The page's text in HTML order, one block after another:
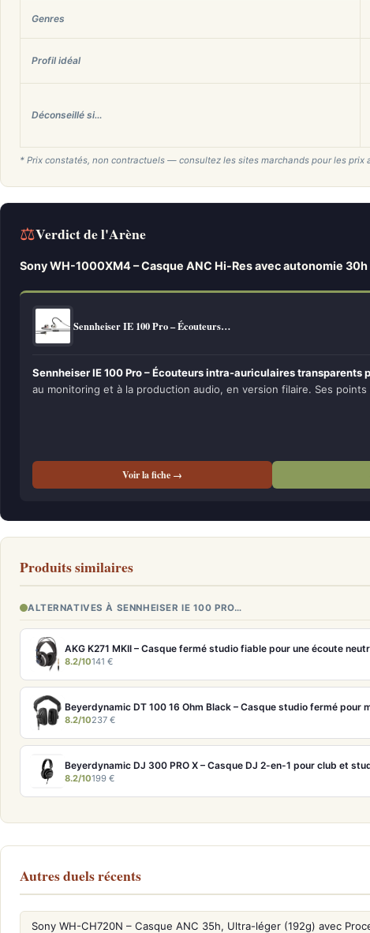
Genres
Profil idéal
Déconseillé si…
* Prix constatés, non contractuels — consultez les sites marchands pour les prix
⚖Verdict de l'Arène
Sony WH-1000XM4 – Casque ANC Hi-Res avec autonomie 30h
Sennheiser IE 100 Pro – Écouteurs…
Sennheiser IE 100 Pro – Écouteurs intra-auriculaires transparents
au monitoring et à la production audio, en version filaire. Ses
Voir la fiche →
Produits similaires
ALTERNATIVES À SENNHEISER IE 100 PRO…
AKG K271 MKII – Casque fermé studio fiable pour une écoute
8.2/10141 €
Beyerdynamic DT 100 16 Ohm Black – Casque studio fermé pour
8.2/10237 €
Beyerdynamic DJ 300 PRO X – Casque DJ 2-en-1 pour club et
8.2/10199 €
Autres duels récents
Sony WH-CH720N – Casque ANC 35h, Ultra-léger (192g) avec